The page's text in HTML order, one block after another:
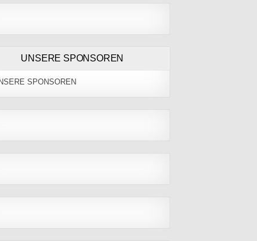
UNSERE SPONSOREN